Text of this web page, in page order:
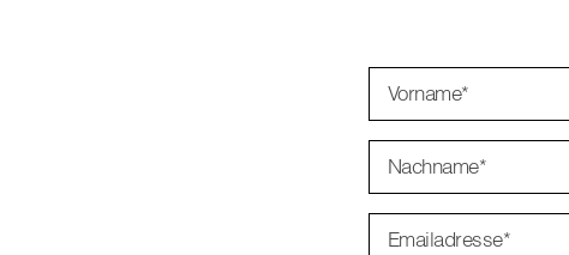
Vorname*
Nachname*
Emailadresse*